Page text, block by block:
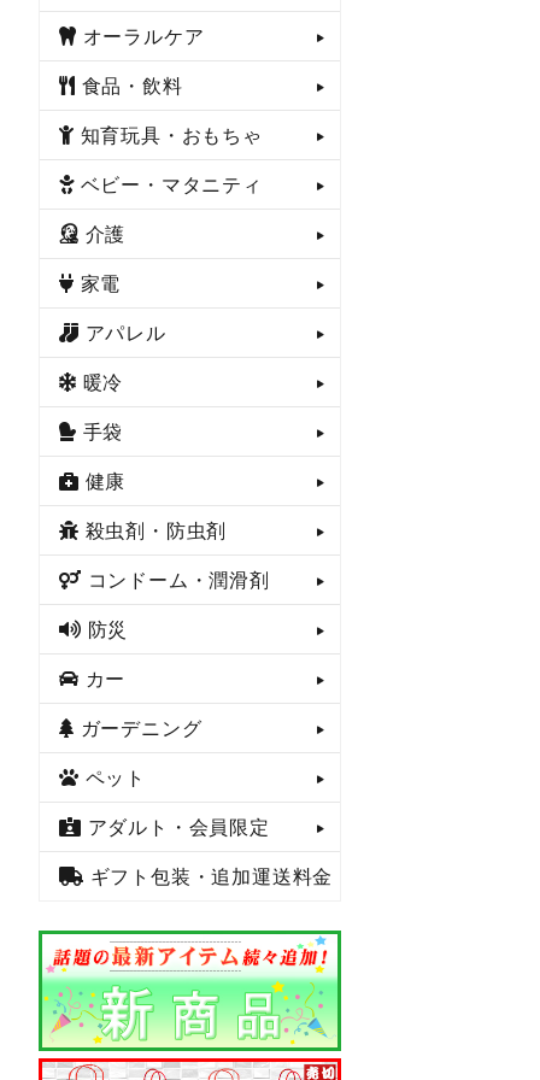
オーラルケア
食品・飲料
知育玩具・おもちゃ
ベビー・マタニティ
介護
家電
アパレル
暖冷
手袋
健康
殺虫剤・防虫剤
コンドーム・潤滑剤
防災
カー
ガーデニング
ペット
アダルト・会員限定
ギフト包装・追加運送料金